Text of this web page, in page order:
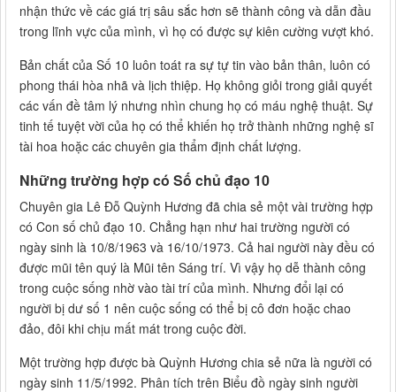
nhận thức về các giá trị sâu sắc hơn sẽ thành công và dẫn đầu
trong lĩnh vực của mình, vì họ có được sự kiên cường vượt khó.
Bản chất của Số 10 luôn toát ra sự tự tin vào bản thân, luôn có
phong thái hòa nhã và lịch thiệp. Họ không giỏi trong giải quyết
các vấn đề tâm lý nhưng nhìn chung họ có máu nghệ thuật. Sự
tinh tế tuyệt vời của họ có thể khiến họ trở thành những nghệ sĩ
tài hoa hoặc các chuyên gia thẩm định chất lượng.
Những trường hợp có Số chủ đạo 10
Chuyên gia Lê Đỗ Quỳnh Hương đã chia sẻ một vài trường hợp
có Con số chủ đạo 10. Chẳng hạn như hai trường người có
ngày sinh là 10/8/1963 và 16/10/1973. Cả hai người này đều có
được mũi tên quý là Mũi tên Sáng trí. Vì vậy họ dễ thành công
trong cuộc sống nhờ vào tài trí của mình. Nhưng đổi lại có
người bị dư số 1 nên cuộc sống có thể bị cô đơn hoặc chao
đảo, đôi khi chịu mất mát trong cuộc đời.
Một trường hợp được bà Quỳnh Hương chia sẻ nữa là người có
ngày sinh 11/5/1992. Phân tích trên Biểu đồ ngày sinh người